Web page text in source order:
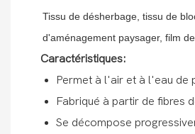
Tissu de désherbage, tissu de
d'aménagement paysager, film
Caractéristiques:
Permet à l'air et à l'eau de
Fabriqué à partir de fibres
Se décompose